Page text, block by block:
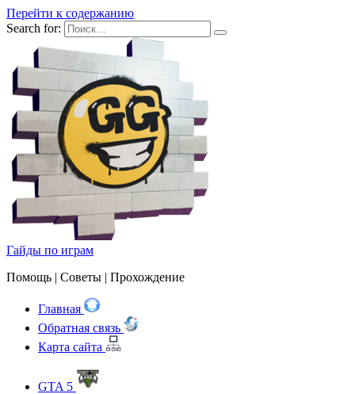
Перейти к содержанию
Search for:
Гайды по играм
Помощь | Cоветы | Прохождение
Главная
Обратная связь
Карта сайта
GTA 5